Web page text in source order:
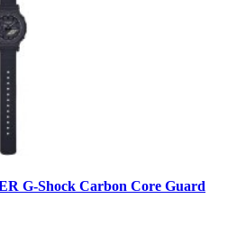
G-Shock Carbon Core Guard